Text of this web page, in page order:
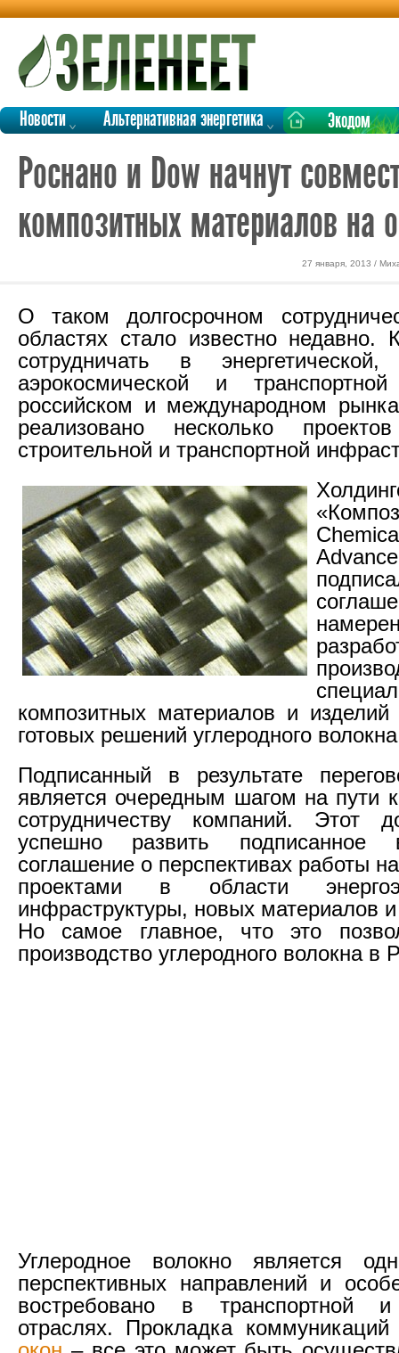
Новости Альтернативная энергетика Экодом
Роснано и Dow начнут
композитных материалов на
27 января, 2013 /
О таком долгосрочном
областях стало известно недавно.
сотрудничать в энергетической,
аэрокосмической и
российском и международном
реализовано несколько
строительной и транспортной
композитных материалов и
готовых решений углеродного
Подписанный в результате
является очередным шагом на пути
сотрудничеству компаний. Этот
успешно развить
соглашение о перспективах работы
проектами в области
инфраструктуры, новых материалов и
Но самое главное, что это
производство углеродного волокна в
Углеродное волокно является
перспективных направлений и
востребовано в транспортной и
отраслях. Прокладка